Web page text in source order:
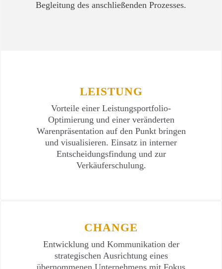
Begleitung des anschließenden Prozesses.
LEISTUNG
Vorteile einer Leistungsportfolio-
Optimierung und einer veränderten
Warenpräsentation auf den Punkt bringen
und visualisieren. Einsatz in interner
Entscheidungsfindung und zur
Verkäuferschulung.
CHANGE
Entwicklung und Kommunikation der
strategischen Ausrichtung eines